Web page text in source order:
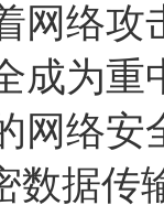
网络攻
成为
网络
数据传